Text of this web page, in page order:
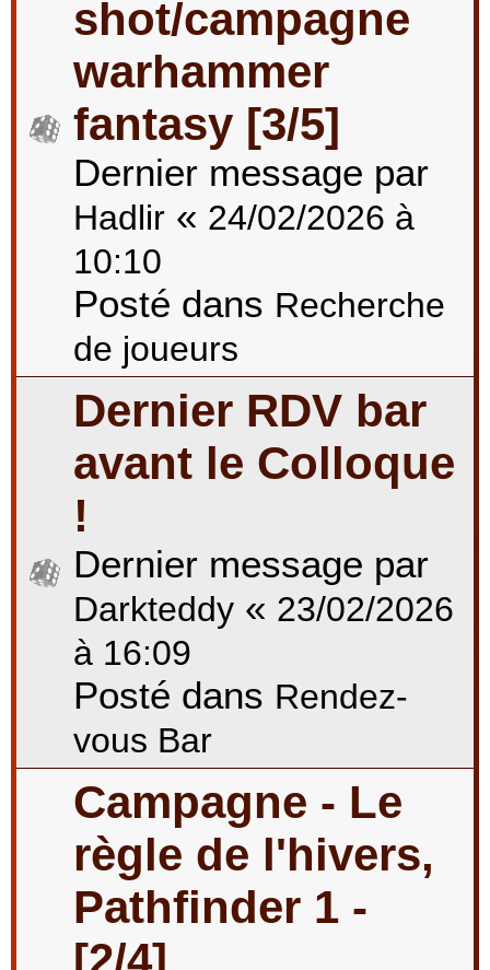
shot/campagne
warhammer
fantasy [3/5]
Dernier message par
Hadlir « 24/02/2026 à
10:10
Posté dans Recherche
de joueurs
Dernier RDV bar
avant le Colloque
!
Dernier message par
Darkteddy « 23/02/2026
à 16:09
Posté dans Rendez-
vous Bar
Campagne - Le
règle de l'hivers,
Pathfinder 1 -
[2/4]